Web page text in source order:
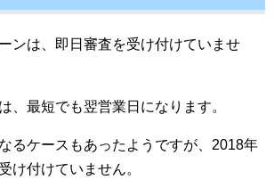
ンは、即日審査を受け付けていませ
、最短でも翌営業日になります。
るケースもあったようですが、2018年
け付けていません。